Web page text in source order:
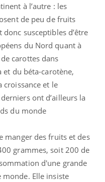
à l’autre : les
de peu de fruits
susceptibles d’être
du Nord quant à
carottes dans
et du béta-carotène,
et le
ont d’ailleurs la
du monde
manger des fruits et des
grammes, soit 200 de
d'une grande
Elle insiste